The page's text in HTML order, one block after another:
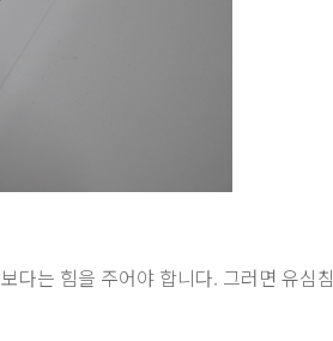
다는 힘을 주어야 합니다. 그러면 유심침